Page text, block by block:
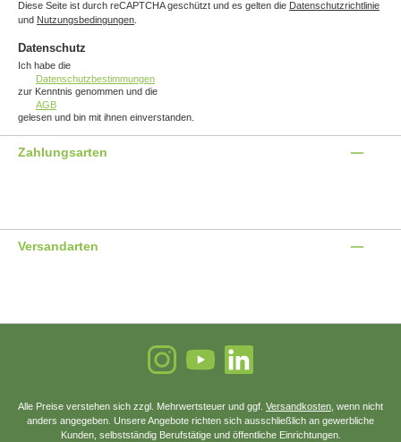
Diese Seite ist durch reCAPTCHA geschützt und es gelten die Datenschutzrichtlinie
und Nutzungsbedingungen
Datenschutz
Ich habe die
Datenschutzbestimmungen
zur Kenntnis genommen und die
AGB
gelesen und bin mit ihnen einverstanden.
Zahlungsarten
Versandarten
InstagramYouTube
Alle Preise verstehen sich zzgl. Mehrwertsteuer und ggf. Versandkosten, wenn nicht
anders angegeben. Unsere Angebote richten sich ausschließlich an gewerbliche
Kunden, selbstständig Berufstätige und öffentliche Einrichtungen.